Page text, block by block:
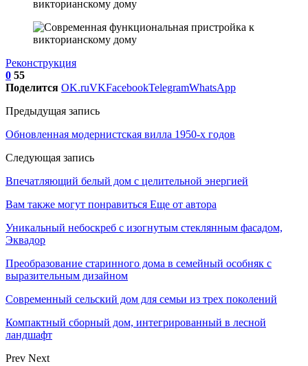
Реконструкция
0 55
Поделится OK.ruVKFacebookTelegramWhatsApp
Предыдущая запись
Обновленная модернистская вилла 1950-х годов
Следующая запись
Впечатляющий белый дом с целительной энергией
Вам также могут понравиться Еще от автора
Уникальный небоскреб с изогнутым стеклянным фасадом,
Эквадор
Преобразование старинного дома в семейный особняк с
выразительным дизайном
Современный сельский дом для семьи из трех поколений
Компактный сборный дом, интегрированный в лесной
ландшафт
Prev Next